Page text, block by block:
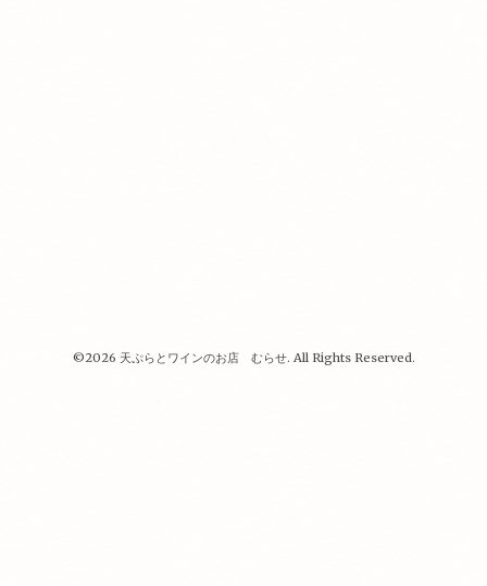
©2026 天ぷらとワインのお店 むらせ. All Rights Reserved.